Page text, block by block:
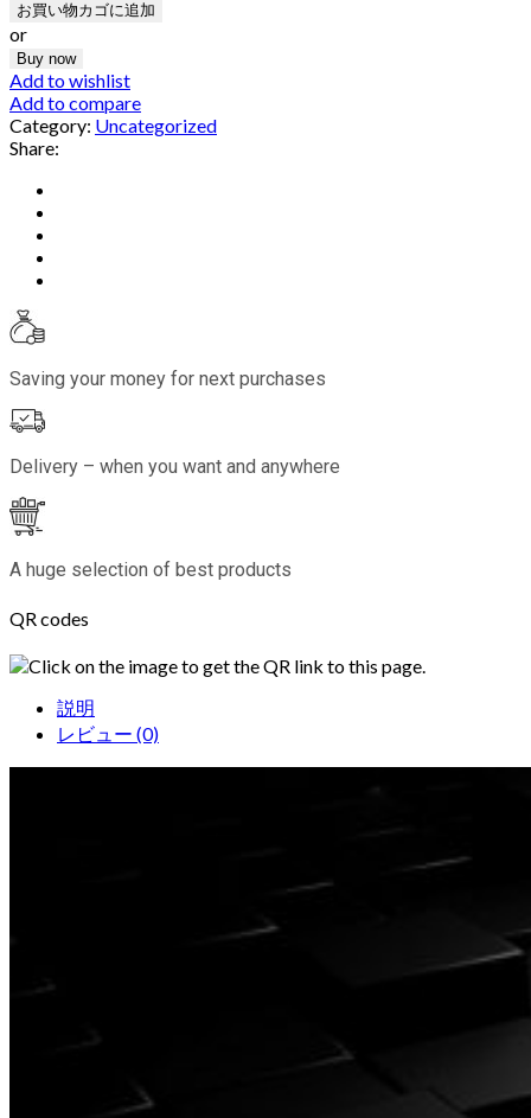
お買い物カゴに追加
or
Buy now
Add to wishlist
Add to compare
Category: Uncategorized
Share:
Saving your money for next purchases
Delivery – when you want and anywhere
A huge selection of best products
QR codes
Click on the image to get the QR link to this page.
説明
レビュー (0)